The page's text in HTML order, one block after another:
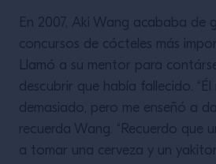
En 2007, Aki Wang acababa de
concursos de cócteles más
Llamó a su mentor para
descubrir que había fallecido. “Él
demasiado, pero me enseñó a
recuerda Wang. “Recuerdo que
a tomar una cerveza y un